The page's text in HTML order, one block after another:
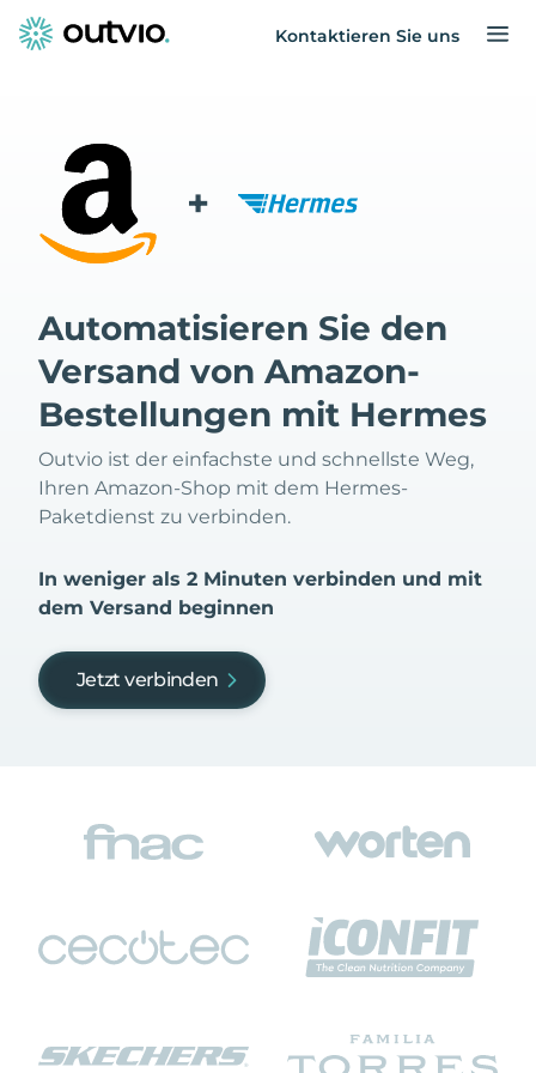
Kontaktieren Sie uns
+
Automatisieren Sie den
Versand von Amazon-
Bestellungen mit Hermes
Outvio ist der einfachste und schnellste Weg,
Ihren Amazon-Shop mit dem Hermes-
Paketdienst zu verbinden.
In weniger als 2 Minuten verbinden und mit
dem Versand beginnen
Jetzt verbinden